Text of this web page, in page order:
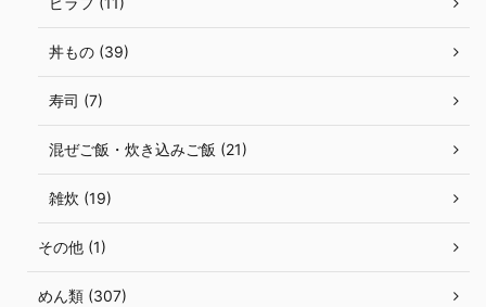
丼もの (39)
寿司 (7)
混ぜご飯・炊き込みご飯 (21)
雑炊 (19)
その他 (1)
めん類 (307)